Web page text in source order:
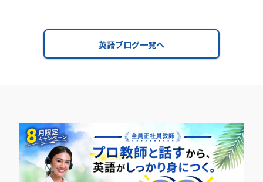
英語ブログ一覧へ